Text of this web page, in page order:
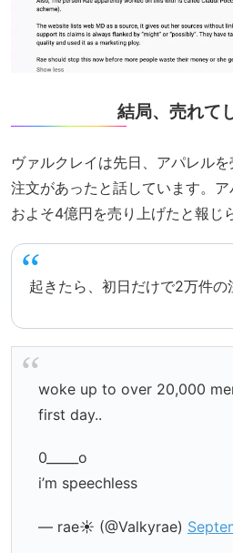
結局、売れて
ヴァルクレイは先日、アパレル
注文があったと話しています。
およそ4億円を売り上げたと報じ
起きたら、初日だけで2万件の
woke up to over 20,000
first day..
0_____o
i’m speechless
— rae☀️ (@Valkyrae)